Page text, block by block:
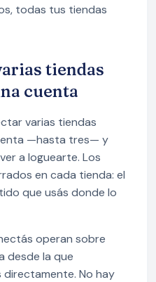
todas tus tiendas
tiendas
cuenta
varias tiendas
—hasta tres— y
a loguearte. Los
en cada tienda: el
que usás donde lo
operan sobre
desde la que
No hay